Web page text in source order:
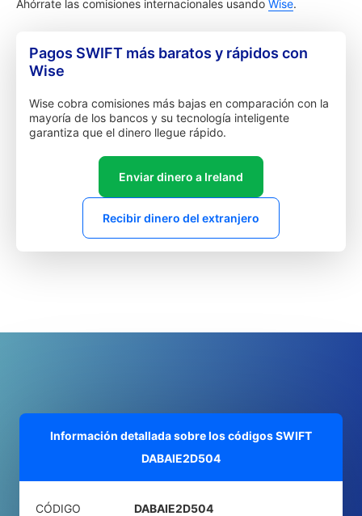
Ahórrate las comisiones internacionales usando Wise.
Pagos SWIFT más baratos y rápidos con
Wise
Wise cobra comisiones más bajas en comparación con la
mayoría de los bancos y su tecnología inteligente
garantiza que el dinero llegue rápido.
Enviar dinero a Ireland
Recibir dinero del extranjero
Información detallada sobre los códigos SWIFT
DABAIE2D504
CÓDIGO
DABAIE2D504